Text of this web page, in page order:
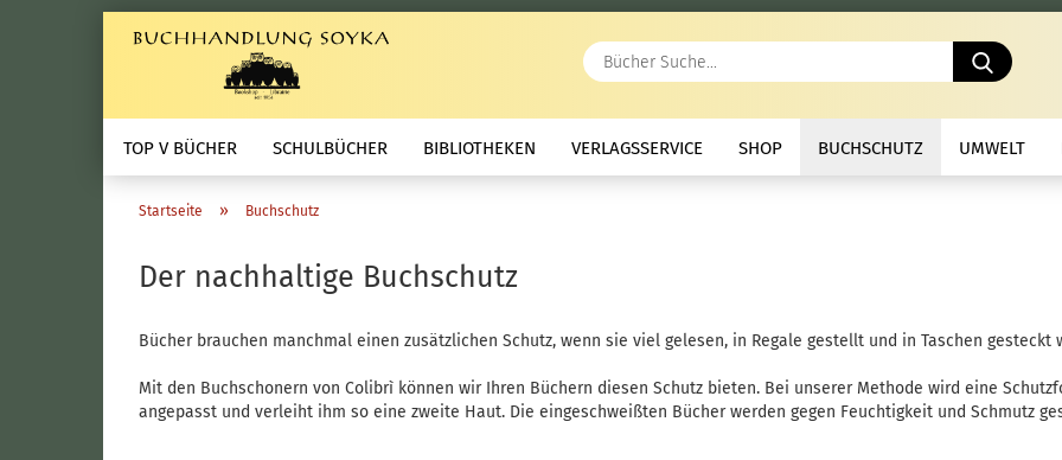
Bücher
Suche...
TOP V BÜCHER SCHULBÜCHER BIBLIOTHEKEN VERLAGSSERVICE SHOP BUCHSCHUTZ UMWELT
Startseite » Buchschutz
Der nachhaltige Buchschutz
Bücher brauchen manchmal einen zusätzlichen Schutz, wenn sie viel gelesen, in Regale gestellt und in Taschen gesteckt
Mit den Buchschonern von Colibrì können wir Ihren Büchern diesen Schutz bieten. Bei unserer Methode wird eine
angepasst und verleiht ihm so eine zweite Haut. Die eingeschweißten Bücher werden gegen Feuchtigkeit und Schmutz